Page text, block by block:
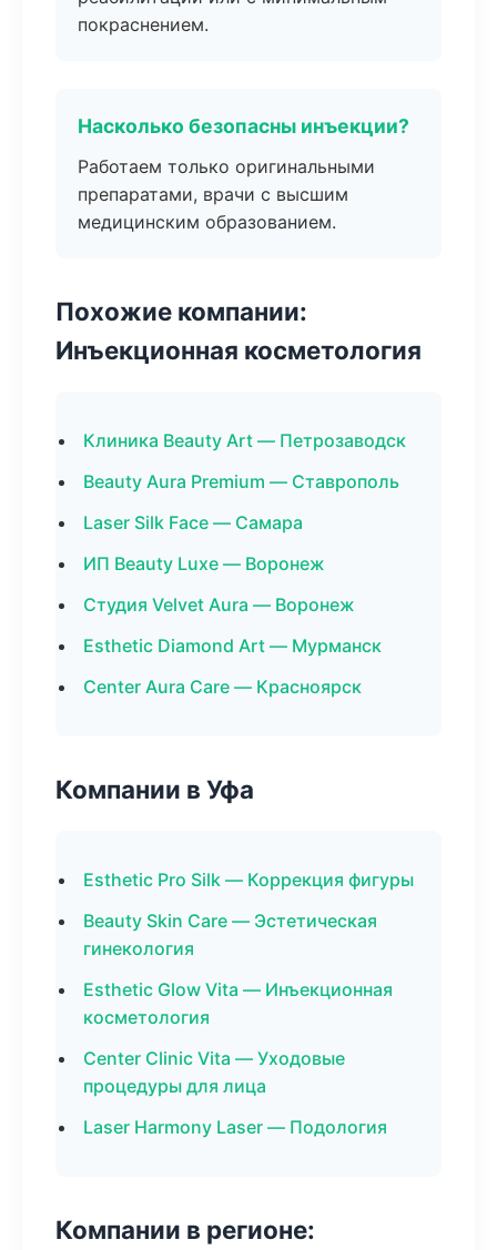
покраснением.
Насколько безопасны инъекции?
Работаем только оригинальными
препаратами, врачи с высшим
медицинским образованием.
Похожие компании:
Инъекционная косметология
Клиника Beauty Art — Петрозаводск
Beauty Aura Premium — Ставрополь
Laser Silk Face — Самара
ИП Beauty Luxe — Воронеж
Студия Velvet Aura — Воронеж
Esthetic Diamond Art — Мурманск
Center Aura Care — Красноярск
Компании в Уфа
Esthetic Pro Silk — Коррекция фигуры
Beauty Skin Care — Эстетическая
гинекология
Esthetic Glow Vita — Инъекционная
косметология
Center Clinic Vita — Уходовые
процедуры для лица
Laser Harmony Laser — Подология
Компании в регионе: